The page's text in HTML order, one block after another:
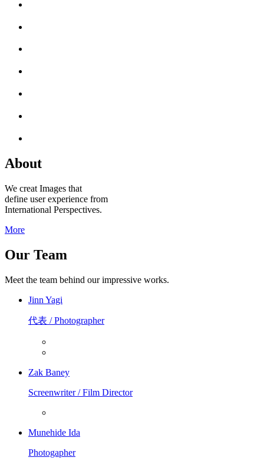
About
We creat Images that
define user experience from
International Perspectives.
More
Our Team
Meet the team behind our impressive works.
Jinn Yagi
代表 / Photographer
Zak Baney
Screenwriter / Film Director
Munehide Ida
Photogapher